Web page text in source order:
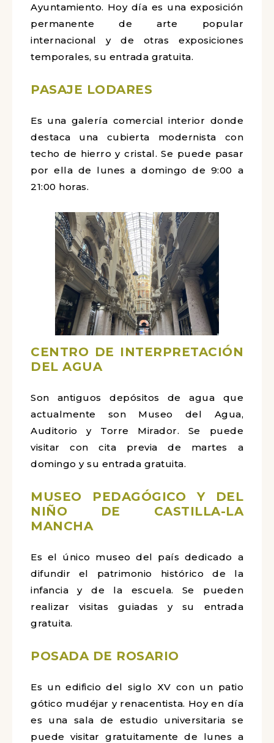
Ayuntamiento. Hoy día es una exposición
permanente de arte popular
internacional y de otras exposiciones
temporales, su entrada gratuita.
PASAJE LODARES
Es una galería comercial interior donde
destaca una cubierta modernista con
techo de hierro y cristal. Se puede pasar
por ella de lunes a domingo de 9:00 a
21:00 horas.
CENTRO DE INTERPRETACIÓN
DEL AGUA
Son antiguos depósitos de agua que
actualmente son Museo del Agua,
Auditorio y Torre Mirador. Se puede
visitar con cita previa de martes a
domingo y su entrada gratuita.
MUSEO PEDAGÓGICO Y DEL
NIÑO DE CASTILLA-LA
MANCHA
Es el único museo del país dedicado a
difundir el patrimonio histórico de la
infancia y de la escuela. Se pueden
realizar visitas guiadas y su entrada
gratuita.
POSADA DE ROSARIO
Es un edificio del siglo XV con un patio
gótico mudéjar y renacentista. Hoy en día
es una sala de estudio universitaria se
puede visitar gratuitamente de lunes a